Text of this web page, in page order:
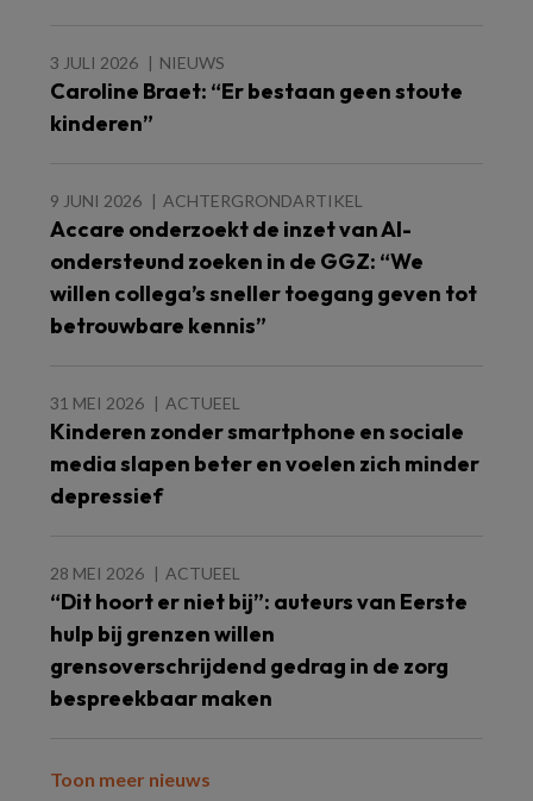
3 JULI 2026 NIEUWS
Caroline Braet: “Er bestaan geen stoute
kinderen”
9 JUNI 2026 ACHTERGRONDARTIKEL
Accare onderzoekt de inzet van AI-
ondersteund zoeken in de GGZ: “We
willen collega’s sneller toegang geven tot
betrouwbare kennis”
31 MEI 2026 ACTUEEL
Kinderen zonder smartphone en sociale
media slapen beter en voelen zich minder
depressief
28 MEI 2026 ACTUEEL
“Dit hoort er niet bij”: auteurs van Eerste
hulp bij grenzen willen
grensoverschrijdend gedrag in de zorg
bespreekbaar maken
Toon meer nieuws